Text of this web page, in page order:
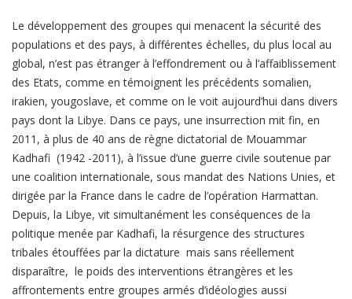
Le développement des groupes qui menacent la sécurité des
populations et des pays, à différentes échelles, du plus local au
global, n’est pas étranger à l’effondrement ou à l’affaiblissement
des Etats, comme en témoignent les précédents somalien,
irakien, yougoslave, et comme on le voit aujourd’hui dans divers
pays dont la Libye. Dans ce pays, une insurrection mit fin, en
2011, à plus de 40 ans de règne dictatorial de Mouammar
Kadhafi (1942 -2011), à l’issue d’une guerre civile soutenue par
une coalition internationale, sous mandat des Nations Unies, et
dirigée par la France dans le cadre de l’opération Harmattan.
Depuis, la Libye, vit simultanément les conséquences de la
politique menée par Kadhafi, la résurgence des structures
tribales étouffées par la dictature mais sans réellement
disparaître, le poids des interventions étrangères et les
affrontements entre groupes armés d’idéologies aussi